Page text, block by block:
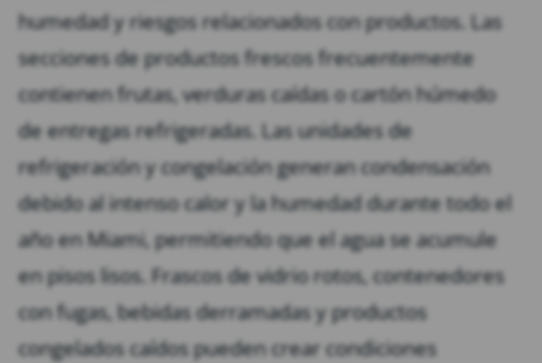
humedad y riesgos relacionados con productos. Las
secciones de productos frescos frecuentemente
contienen frutas, verduras caídas o cartón húmedo
de entregas refrigeradas. Las unidades de
refrigeración y congelación generan condensación
debido al intenso calor y la humedad durante todo el
año en Miami, permitiendo que el agua se acumule
en pisos lisos. Frascos de vidrio rotos, contenedores
con fugas, bebidas derramadas y productos
congelados caídos pueden crear condiciones